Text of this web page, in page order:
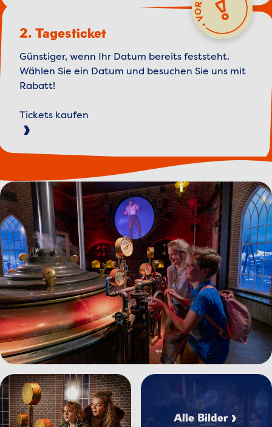
2. Tagesticket
Günstiger, wenn Ihr Datum bereits feststeht.
Wählen Sie ein Datum und besuchen Sie uns mit
Rabatt!
Tickets kaufen
Bild anzeigen
Bild anzeigen
Bild anzeigen
Alle Bilder